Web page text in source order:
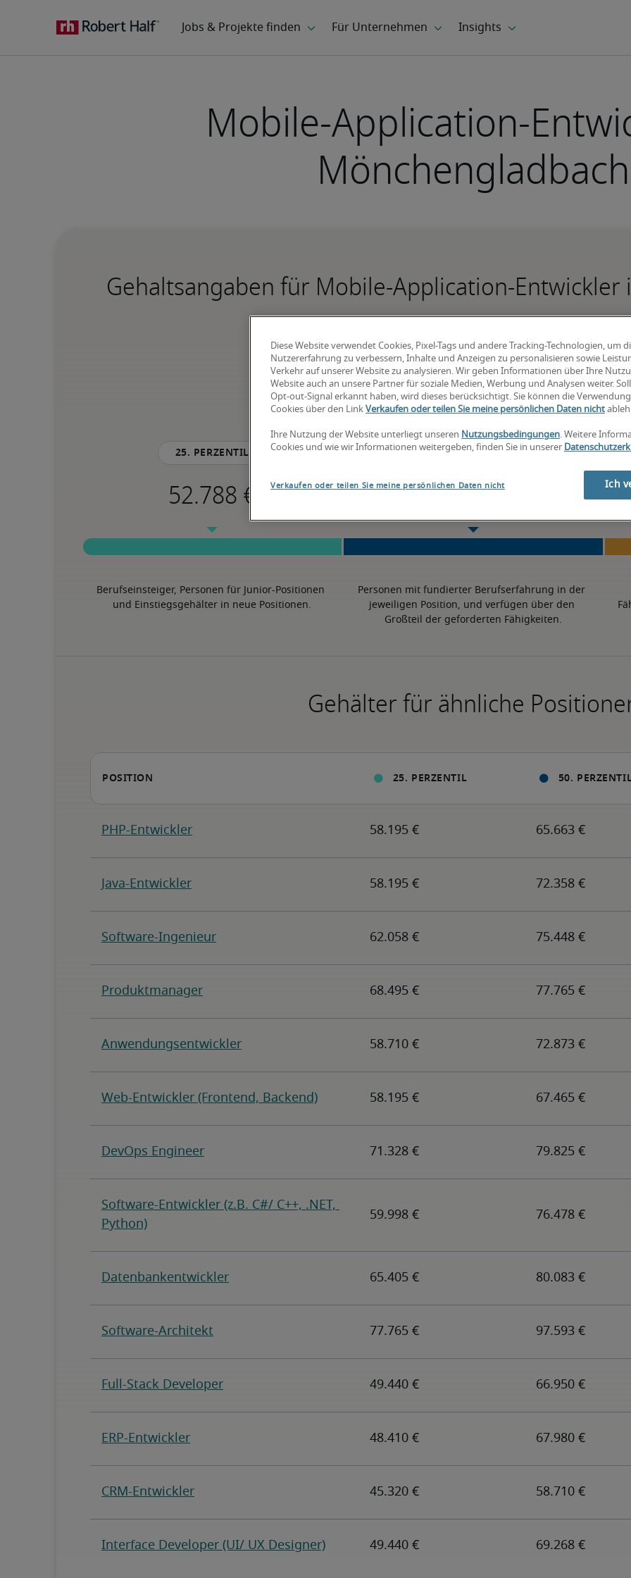
Mobile-Application-
Mönchengladbach
Gehaltsangaben für Mobile-Application-
-
3% höher als der nationale Durchschnitt
25. Perzentil
Berufseinsteiger, Personen für Junior-Positionen
und Einstiegsgehälter in neue Positionen.
50. Perzentil
Personen mit fundierter Berufserfahrung in der
jeweiligen Position, und verfügen über den
Großteil der geforderten Fähigkeiten.
Gehälter für ähnliche
Diese Website verwendet Cookies, Pixel-Tags und andere Tracking-Technologien, um
Nutzererfahrung zu verbessern, Inhalte und Anzeigen zu personalisieren sowie
Verkehr auf unserer Website zu analysieren. Wir geben Informationen über Ihre
Website auch an unsere Partner für soziale Medien, Werbung und Analysen weiter.
Opt-out-Signal erkannt haben, wird dieses berücksichtigt. Sie können die
Cookies über den Link Verkaufen oder teilen Sie meine persönlichen Daten nicht
Ihre Nutzung der Website unterliegt unseren Nutzungsbedingungen. Weitere
Cookies und wie wir Informationen weitergeben, finden Sie in unserer
Verkaufen oder teilen Sie meine persönlichen Daten nicht Ich